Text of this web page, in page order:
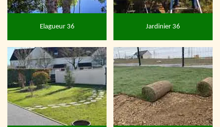
Elagueur 36 Jardinier 36